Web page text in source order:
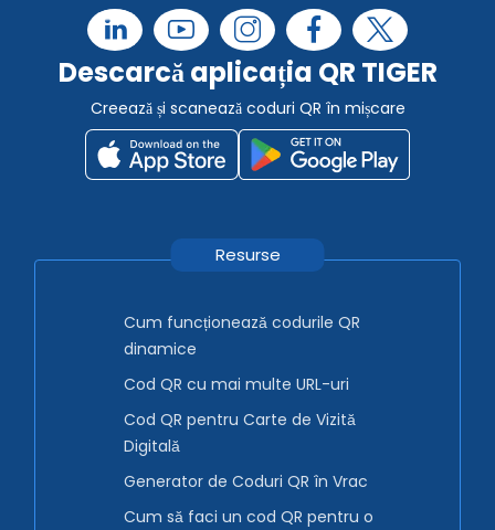
Descarcă aplicația QR TIGER
Creează și scanează coduri QR în mișcare
Resurse
Cum funcționează codurile QR
dinamice
Cod QR cu mai multe URL-uri
Cod QR pentru Carte de Vizită
Digitală
Generator de Coduri QR în Vrac
Cum să faci un cod QR pentru o